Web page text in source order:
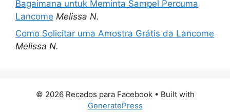
Bagaimana untuk Meminta Sampel Percuma
Lancome Melissa N.
Como Solicitar uma Amostra Grátis da Lancome
Melissa N.
© 2026 Recados para Facebook• Built with
GeneratePress